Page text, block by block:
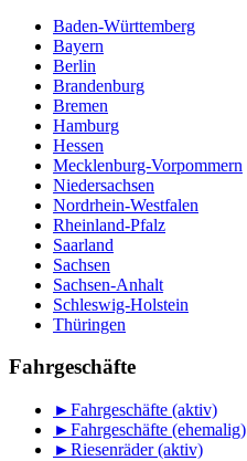
Baden-Württemberg
Bayern
Berlin
Brandenburg
Bremen
Hamburg
Hessen
Mecklenburg-Vorpommern
Niedersachsen
Nordrhein-Westfalen
Rheinland-Pfalz
Saarland
Sachsen
Sachsen-Anhalt
Schleswig-Holstein
Thüringen
Fahrgeschäfte
►Fahrgeschäfte (aktiv)
►Fahrgeschäfte (ehemalig)
►Riesenräder (aktiv)